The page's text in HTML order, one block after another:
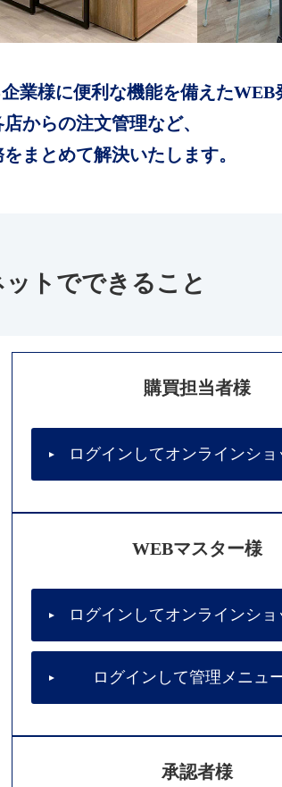
業様に便利な機能を備えたWEB
からの注文管理など、
まとめて解決いたします。
トでできること
購買担当者様
ログインしてオンラインショ
WEBマスター様
ログインしてオンラインショ
ログインして管理メニュ
承認者様